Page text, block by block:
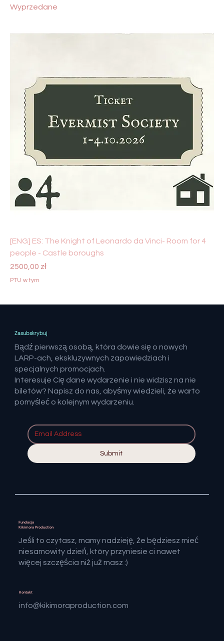
Wyprzedane
[ENG] ES: The Knight of Leonardo da Vinci- Room for 4
people - Castle boroughs
Cena
2500,00 zł
PTU w tym
Zasubskrybuj
Bądź pierwszą osobą, która dowie się o nowych
LARP-ach, ekskluzywnych zapowiedziach i
specjalnych promocjach.
Interesuje Cię dane wydarzenie i nie widzisz na nie
biletów? Napisz do nas, abyśmy wiedzieli, że warto
pomyśleć o kolejnym wydarzeniu.
Submit
​Jeśli to czytasz, mamy nadzieję, że będziesz mieć
niesamowity dzień, który przyniesie ci nawet
więcej szczęścia niż już masz :)
Fundacja
Kikimora Production
info@kikimoraproduction.com
Kontakt